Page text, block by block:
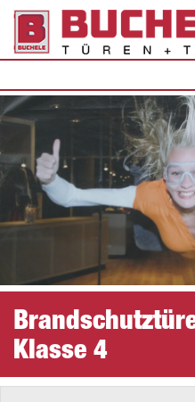
Klasse 4